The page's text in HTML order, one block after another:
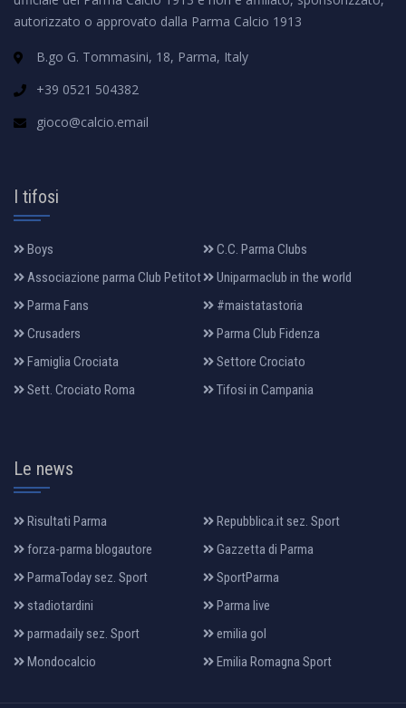
autorizzato o approvato dalla Parma Calcio 1913
B.go G. Tommasini, 18, Parma, Italy
+39 0521 504382
gioco@calcio.email
I tifosi
Boys
C.C. Parma Clubs
Associazione parma Club Petitot
Uniparmaclub in the world
Parma Fans
#maistatastoria
Crusaders
Parma Club Fidenza
Famiglia Crociata
Settore Crociato
Sett. Crociato Roma
Tifosi in Campania
Le news
Risultati Parma
Repubblica.it sez. Sport
forza-parma blogautore
Gazzetta di Parma
ParmaToday sez. Sport
SportParma
stadiotardini
Parma live
parmadaily sez. Sport
emilia gol
Mondocalcio
Emilia Romagna Sport